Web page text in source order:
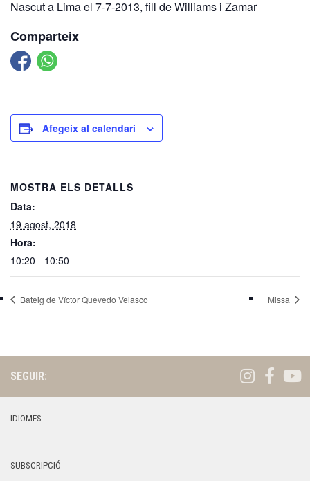
Nascut a Lima el 7-7-2013, fill de Williams i Zamar
Comparteix
Afegeix al calendari
MOSTRA ELS DETALLS
Data:
19 agost, 2018
Hora:
10:20 - 10:50
Bateig de Víctor Quevedo Velasco Missa
SEGUIR:
IDIOMES
SUBSCRIPCIÓ